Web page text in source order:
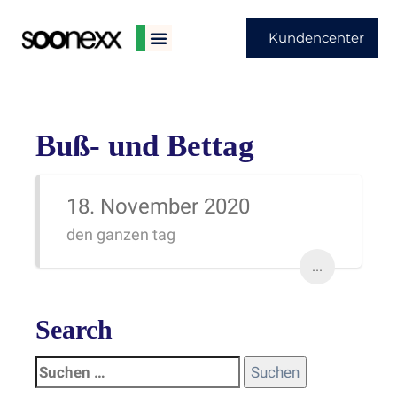
Kundencenter
Buß- und Bettag
18. November 2020
den ganzen tag
...
Search